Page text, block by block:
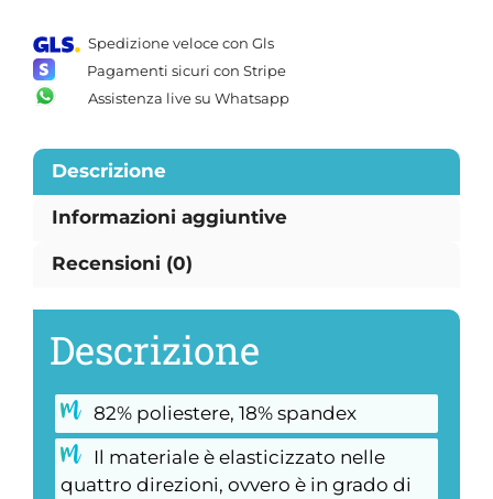
Spedizione veloce con Gls
Pagamenti sicuri con Stripe
Assistenza live su Whatsapp
Descrizione
Informazioni aggiuntive
Recensioni (0)
Descrizione
82% poliestere, 18% spandex
Il materiale è elasticizzato nelle
quattro direzioni, ovvero è in grado di